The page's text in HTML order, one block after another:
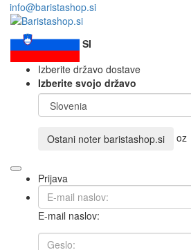
info@baristashop.si
SI
Izberite državo dostave
Izberite svojo državo
Ostani noter baristashop.si oz
Prijava
E-mail naslov: